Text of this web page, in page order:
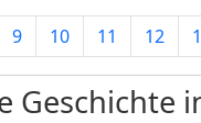
9 10 11 12
Geschichte